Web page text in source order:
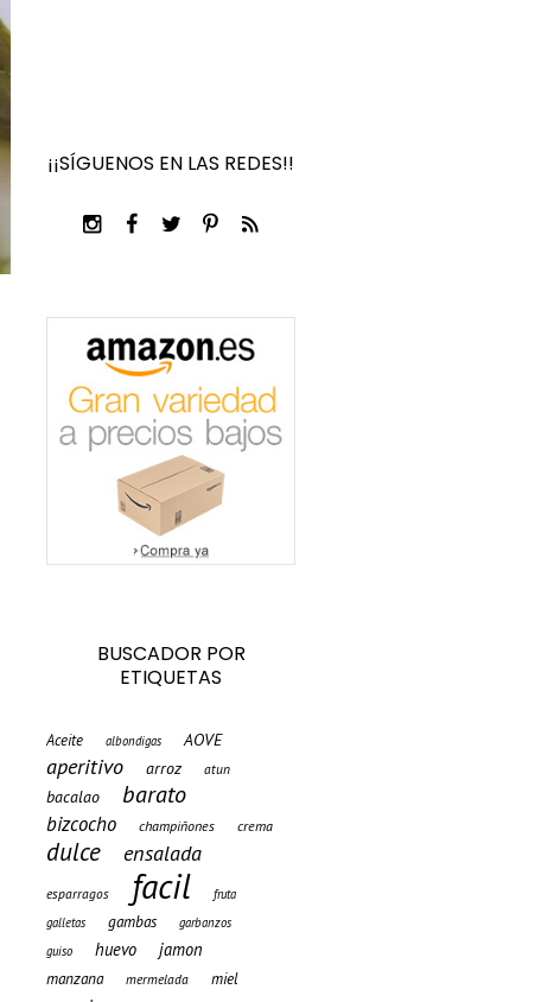
¡¡SÍGUENOS EN LAS REDES!!
BUSCADOR POR
ETIQUETAS
Aceite albondigas AOVE
aperitivo arroz atun
bacalao barato
bizcocho champiñones crema
dulce ensalada
esparragos facil
fruta
galletas
gambas
garbanzos
guiso
huevo jamon
manzana mermelada miel